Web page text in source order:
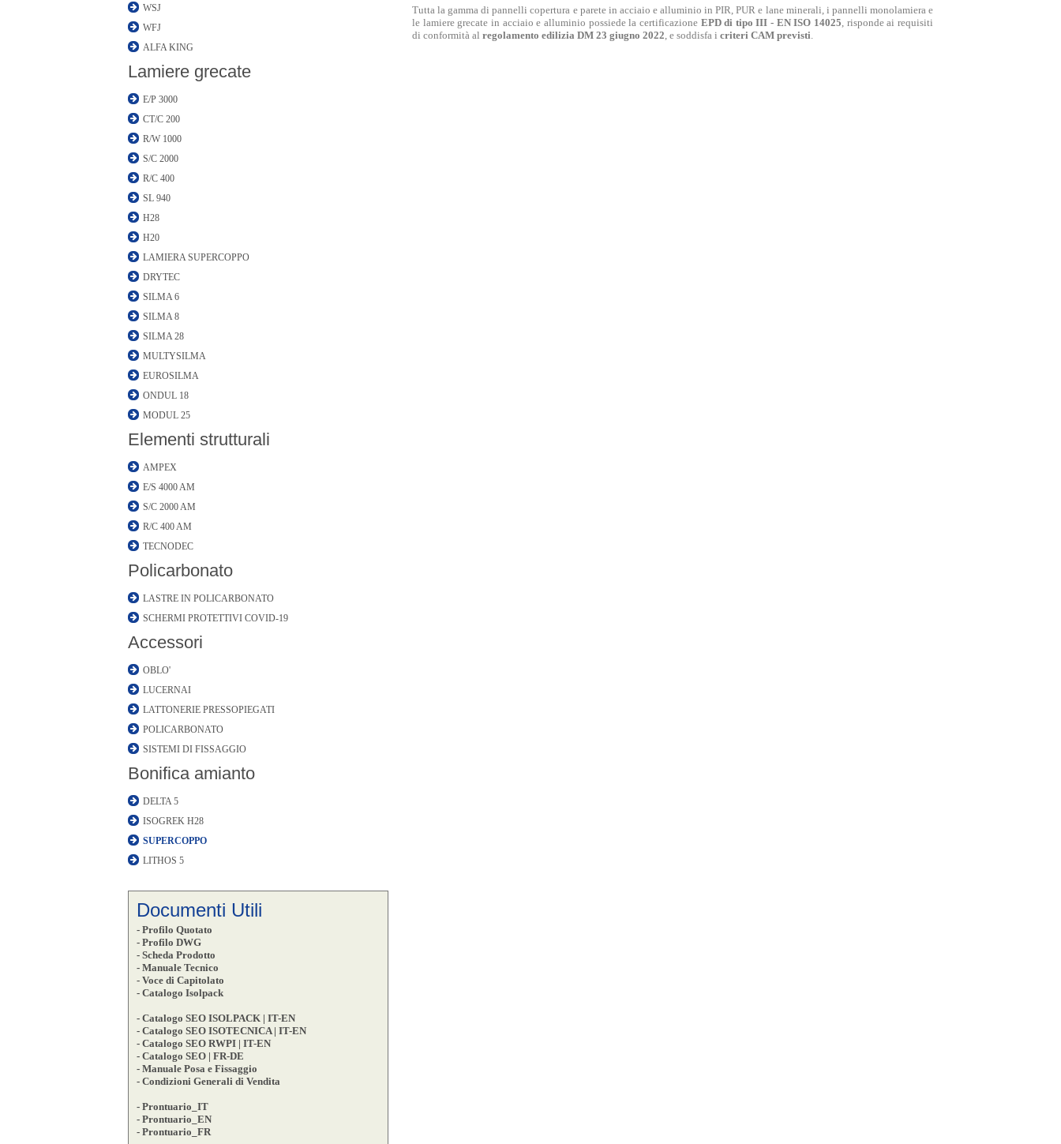
WSJ
WFJ
ALFA KING
Lamiere grecate
E/P 3000
CT/C 200
R/W 1000
S/C 2000
R/C 400
SL 940
H28
H20
LAMIERA SUPERCOPPO
DRYTEC
SILMA 6
SILMA 8
SILMA 28
MULTYSILMA
EUROSILMA
ONDUL 18
MODUL 25
Elementi strutturali
AMPEX
E/S 4000 AM
S/C 2000 AM
R/C 400 AM
TECNODEC
Policarbonato
LASTRE IN POLICARBONATO
SCHERMI PROTETTIVI COVID-19
Accessori
OBLO'
LUCERNAI
LATTONERIE PRESSOPIEGATI
POLICARBONATO
SISTEMI DI FISSAGGIO
Bonifica amianto
DELTA 5
ISOGREK H28
SUPERCOPPO
LITHOS 5
Documenti Utili
- Profilo Quotato
- Profilo DWG
- Scheda Prodotto
- Manuale Tecnico
- Voce di Capitolato
- Catalogo Isolpack
- Catalogo SEO ISOLPACK | IT-EN
- Catalogo SEO ISOTECNICA | IT-EN
- Catalogo SEO RWPI | IT-EN
- Catalogo SEO | FR-DE
- Manuale Posa e Fissaggio
- Condizioni Generali di Vendita
- Prontuario_IT
- Prontuario_EN
- Prontuario_FR
Tutta la gamma di pannelli copertura e parete in acciaio e alluminio in PIR, PUR e lane minerali, i pannelli monolamiera e
le lamiere grecate in acciaio e alluminio possiede la certificazione EPD di tipo III - EN ISO 14025 , risponde ai requisiti
di conformità al regolamento edilizia DM 23 giugno 2022 , e soddisfa i criteri CAM previsti